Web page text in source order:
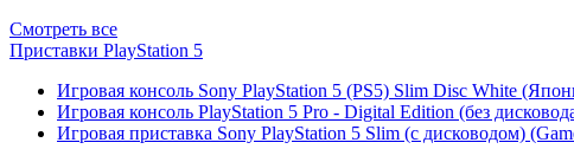
Смотреть все
Приставки PlayStation 5
Игровая консоль Sony PlayStation 5 (PS5) Slim Disc White
Игровая консоль PlayStation 5 Pro - Digital Edition (без
Игровая приставка Sony PlayStation 5 Slim (с дисководом)